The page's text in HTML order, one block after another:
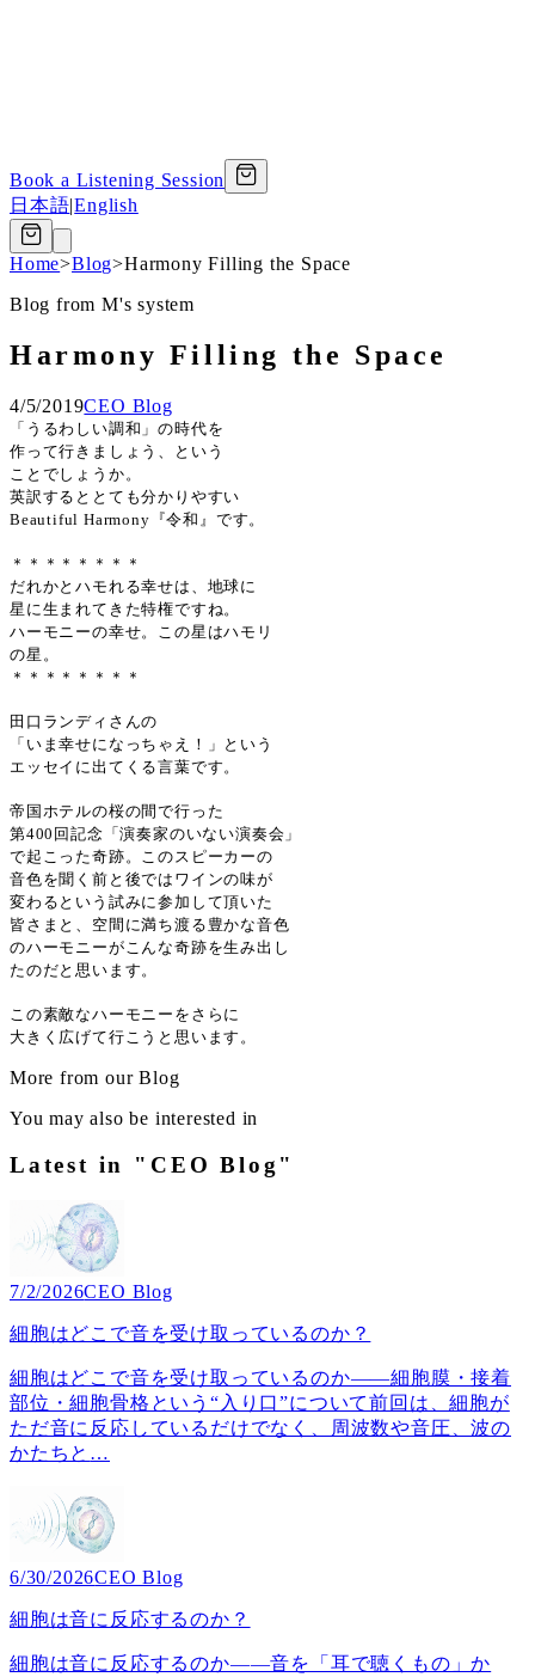
Book a Listening Session
日本語|English
Home>Blog>Harmony Filling the Space
Blog from M's system
Harmony Filling the Space
4/5/2019CEO Blog
「うるわしい調和」の時代を
作って行きましょう、という
ことでしょうか。
英訳するととても分かりやすい
Beautiful Harmony 『令和』です。
＊＊＊＊＊＊＊＊
だれかとハモれる幸せは、地球に
星に生まれてきた特権ですね。
ハーモニーの幸せ。この星はハモリ
の星。
＊＊＊＊＊＊＊＊
田口ランディさんの
「いま幸せになっちゃえ！」という
エッセイに出てくる言葉です。
帝国ホテルの桜の間で行った
第400 回記念「演奏家のいない演奏会」
で起こった奇跡。このスピーカーの
音色を聞く前と後ではワインの味が
変わるという試みに参加して頂いた
皆さまと、空間に満ち渡る豊かな音色
のハーモニーがこんな奇跡を生み出し
たのだと思います。
この素敵なハーモニーをさらに
大きく広げて行こうと思います。
More from our Blog
You may also be interested in
Latest in "CEO Blog"
7/2/2026CEO Blog
細胞はどこで音を受け取っているのか？
細胞はどこで音を受け取っているのか――細胞膜・接着
部位・細胞骨格という“入り口”について前回は、細胞が
ただ音に反応しているだけでなく、周波数や音圧、波の
かたちと …
6/30/2026CEO Blog
細胞は音に反応するのか？
細胞は音に反応するのか――音を「耳で聴くもの」か